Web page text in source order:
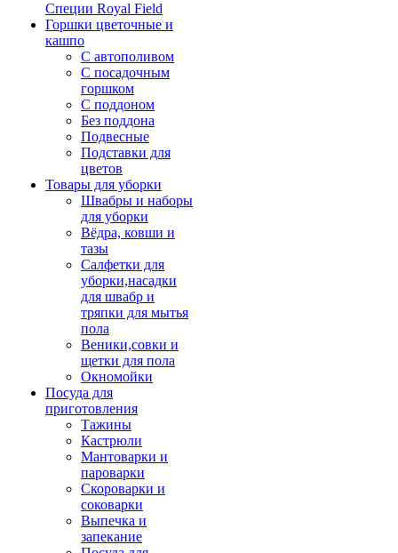
Специи Royal Field
Горшки цветочные и
кашпо
С автополивом
С посадочным
горшком
С поддоном
Без поддона
Подвесные
Подставки для
цветов
Товары для уборки
Швабры и наборы
для уборки
Вёдра, ковши и
тазы
Салфетки для
уборки,насадки
для швабр и
тряпки для мытья
пола
Веники,совки и
щетки для пола
Окномойки
Посуда для
приготовления
Тажины
Кастрюли
Мантоварки и
пароварки
Скороварки и
соковарки
Выпечка и
запекание